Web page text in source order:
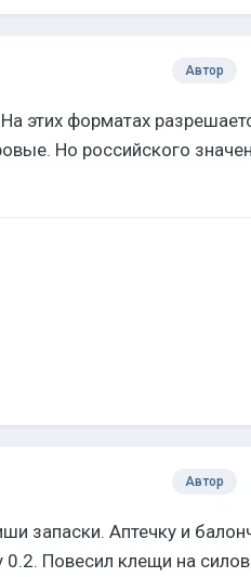
Автор
этих форматах
Но российского
Автор
запаски. Аптечку и
Повесил клещи на